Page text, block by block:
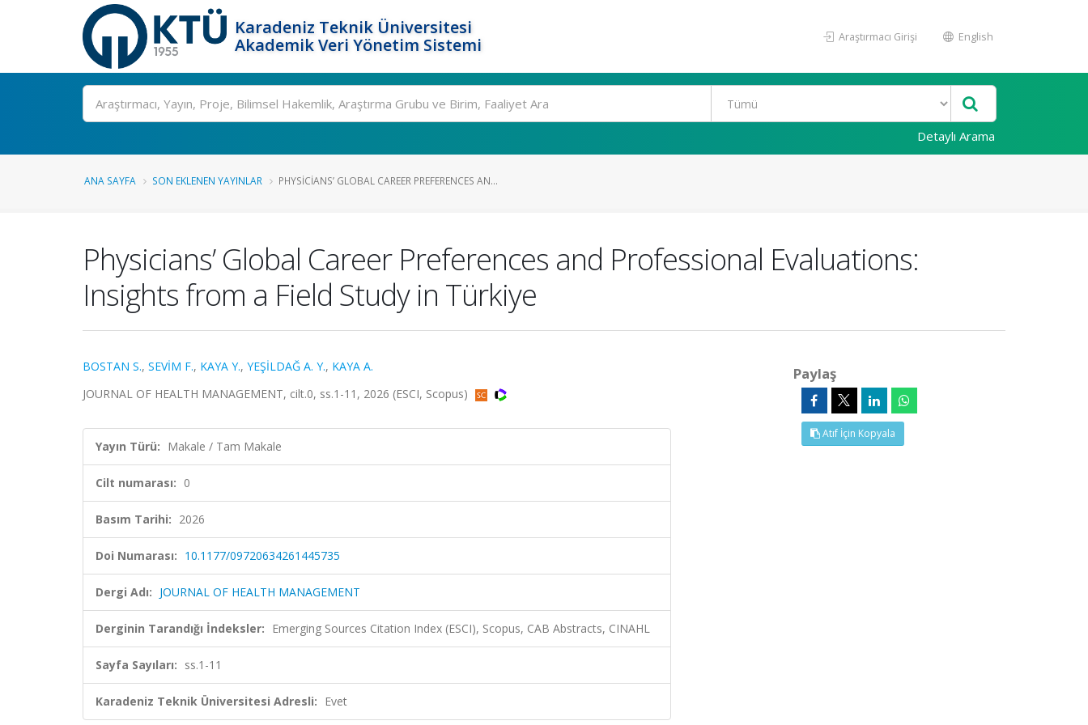
Karadeniz Teknik Üniversitesi
Akademik Veri Yönetim Sistemi
Araştırmacı Girişi English
Ara
Detaylı Arama
ANA SAYFA SON EKLENEN YAYINLAR PHYSICIANS’ GLOBAL CAREER PREFERENCES AN...
Physicians’ Global Career Preferences and Professional Evaluations:
Insights from a Field Study in Türkiye
BOSTAN S., SEVİM F., KAYA Y., YEŞİLDAĞ A. Y., KAYA A.
JOURNAL OF HEALTH MANAGEMENT, cilt.0, ss.1-11, 2026 (ESCI, Scopus)
Yayın Türü: Makale / Tam Makale
Cilt numarası: 0
Basım Tarihi: 2026
Doi Numarası: 10.1177/09720634261445735
Dergi Adı: JOURNAL OF HEALTH MANAGEMENT
Derginin Tarandığı İndeksler: Emerging Sources Citation Index (ESCI), Scopus, CAB Abstracts, CINAHL
Sayfa Sayıları: ss.1-11
Karadeniz Teknik Üniversitesi Adresli: Evet
Paylaş
Atıf İçin Kopyala